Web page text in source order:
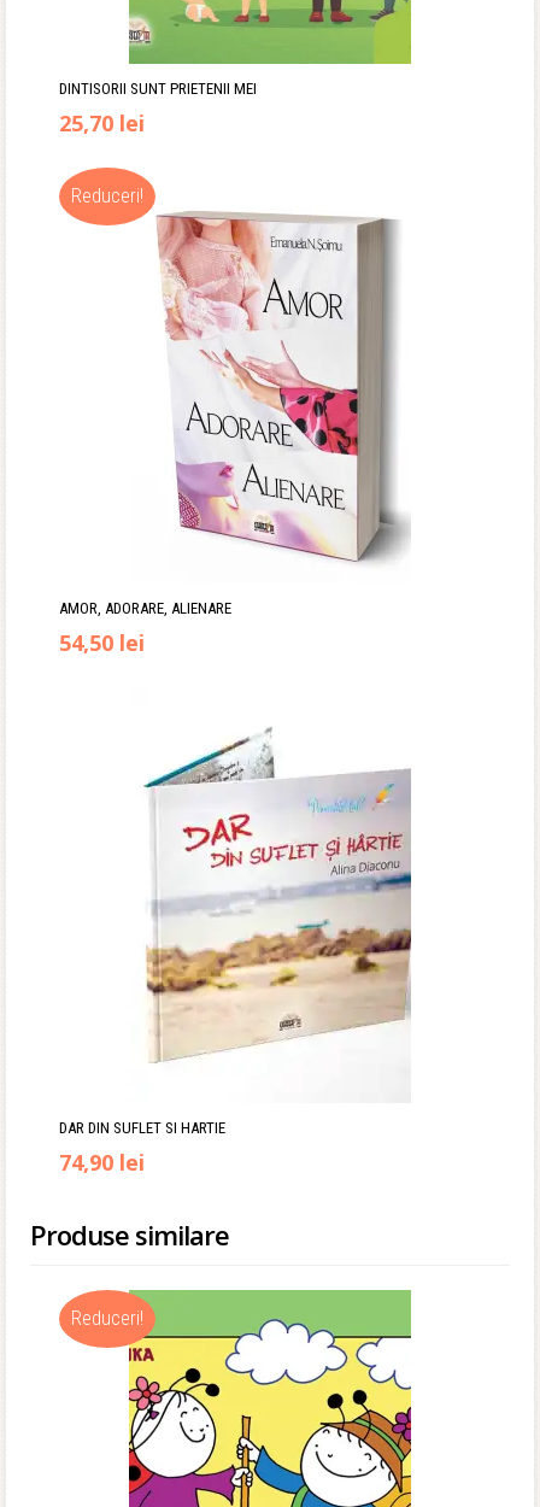
DINTISORII SUNT PRIETENII MEI
Prețul
inițial
a
25,70 lei
este:
25,70 lei.
Reduceri!
AMOR, ADORARE, ALIENARE
Prețul
54,50 lei
54,50 lei.
DAR DIN SUFLET SI HARTIE
74,90 lei
Produse similare
Reduceri!